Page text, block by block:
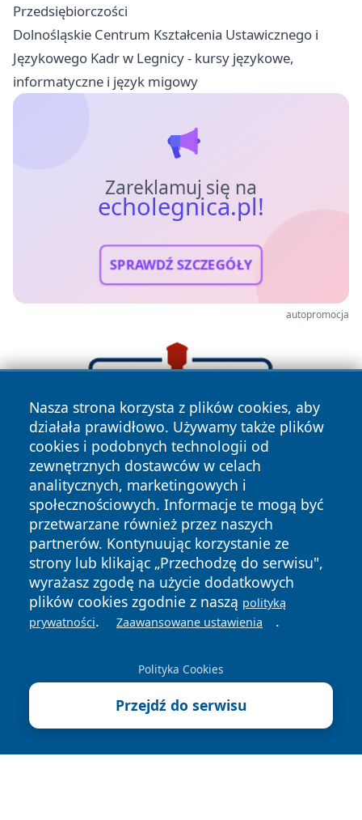
Przedsiębiorczości
Dolnośląskie Centrum Kształcenia Ustawicznego i
Językowego Kadr w Legnicy - kursy językowe,
informatyczne i język migowy
Zareklamuj się na
echolegnica.pl!
SPRAWDŹ SZCZEGÓŁY
autopromocja
Nasza strona korzysta z plików cookies, aby
działała prawidłowo. Używamy także plików
cookies i podobnych technologii od
zewnętrznych dostawców w celach
analitycznych, marketingowych i
społecznościowych. Informacje te mogą być
przetwarzane również przez naszych
partnerów. Kontynuując korzystanie ze
strony lub klikając „Przechodzę do serwisu",
wyrażasz zgodę na użycie dodatkowych
plików cookies zgodnie z naszą polityką
prywatności. Zaawansowane ustawienia .
Polityka Cookies
Przejdź do serwisu
Copyright © 2026 echolegnica.pl Wszystkie prawa
Polityka